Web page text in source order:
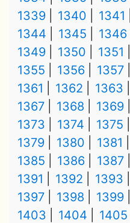
1339
1340 1341
1344
1345 1346
1349
1350 1351
1355
1356 1357
1361
1362 1363
1367
1368 1369
1373
1374 1375
1379
1380 1381
1385
1386 1387
1391
1392 1393
1397
1398 1399
1403
1404 1405